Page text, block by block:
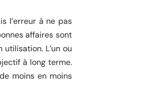
l’erreur à ne pas
affaires sont
L’un ou
à long terme.
moins en moins